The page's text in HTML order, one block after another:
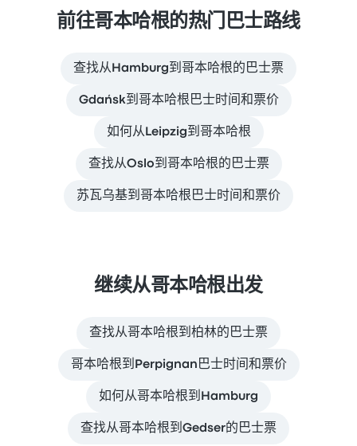
前往哥本哈根的热门巴士路线
查找从Hamburg到哥本哈根的巴士票
Gdańsk到哥本哈根巴士时间和票价
如何从Leipzig到哥本哈根
查找从Oslo到哥本哈根的巴士票
苏瓦乌基到哥本哈根巴士时间和票价
继续从哥本哈根出发
查找从哥本哈根到柏林的巴士票
哥本哈根到Perpignan巴士时间和票价
如何从哥本哈根到Hamburg
查找从哥本哈根到Gedser的巴士票